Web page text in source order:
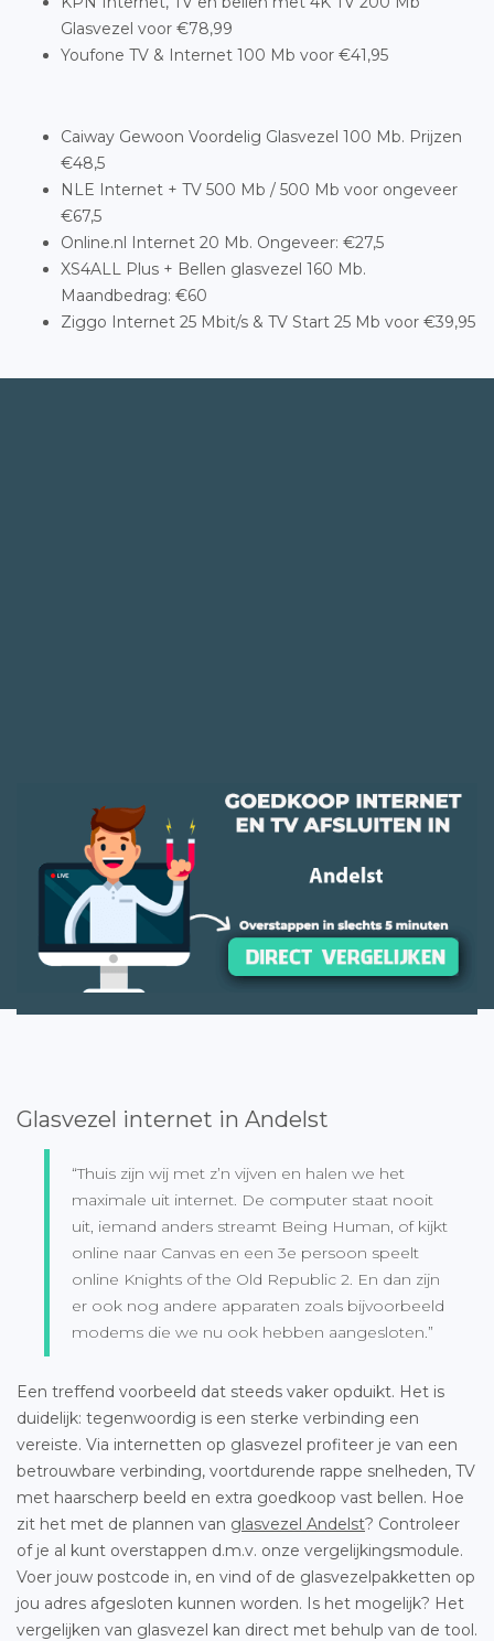
Glasvezel voor €78,99
Youfone TV & Internet 100 Mb voor €41,95
Caiway Gewoon Voordelig Glasvezel 100 Mb. Prijzen
€48,5
NLE Internet + TV 500 Mb / 500 Mb voor ongeveer
€67,5
Online.nl Internet 20 Mb. Ongeveer: €27,5
XS4ALL Plus + Bellen glasvezel 160 Mb.
Maandbedrag: €60
Ziggo Internet 25 Mbit/s & TV Start 25 Mb voor €39,95
Glasvezel internet in Andelst
“Thuis zijn wij met z’n vijven en halen we het
maximale uit internet. De computer staat nooit
uit, iemand anders streamt Being Human, of kijkt
online naar Canvas en een 3e persoon speelt
online Knights of the Old Republic 2. En dan zijn
er ook nog andere apparaten zoals bijvoorbeeld
modems die we nu ook hebben aangesloten.”
Een treffend voorbeeld dat steeds vaker opduikt. Het is
duidelijk: tegenwoordig is een sterke verbinding een
vereiste. Via internetten op glasvezel profiteer je van een
betrouwbare verbinding, voortdurende rappe snelheden, TV
met haarscherp beeld en extra goedkoop vast bellen. Hoe
zit het met de plannen van glasvezel Andelst? Controleer
of je al kunt overstappen d.m.v. onze vergelijkingsmodule.
Voer jouw postcode in, en vind of de glasvezelpakketten op
jou adres afgesloten kunnen worden. Is het mogelijk? Het
vergelijken van glasvezel kan direct met behulp van de tool.